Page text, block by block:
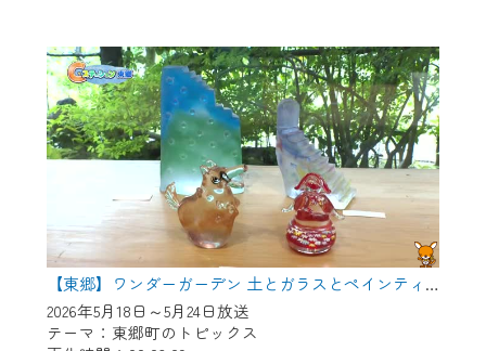
【東郷】ワンダーガーデン 土とガラスとペインティング
2026年5月18日～5月24日放送
テーマ：東郷町のトピックス